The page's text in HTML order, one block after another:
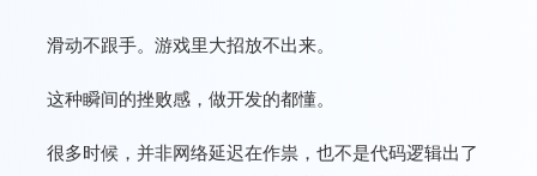
滑动不跟手。游戏里大招放不出来。
这种瞬间的挫败感，做开发的都懂。
很多时候，并非网络延迟在作祟，也不是代码逻辑出了